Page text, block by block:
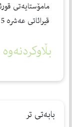
مامۆستایه‌تی
قیرائاتی عه‌شره‌ 2015-12-13 سلێماني
بڵاوکردنەوە
بابەتی تر